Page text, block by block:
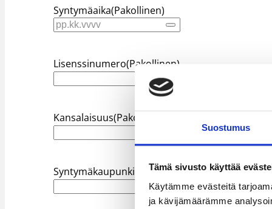
Suostumus
Tämä sivusto käyttää
Käytämme evästeitä
ja kävijämäärämme
Syntymäaika(Pakollinen)
Lisenssinumero(Pakollinen)
Kansalaisuus(Pakollinen)
Syntymäkaupunki ja -maa(Pakollinen)